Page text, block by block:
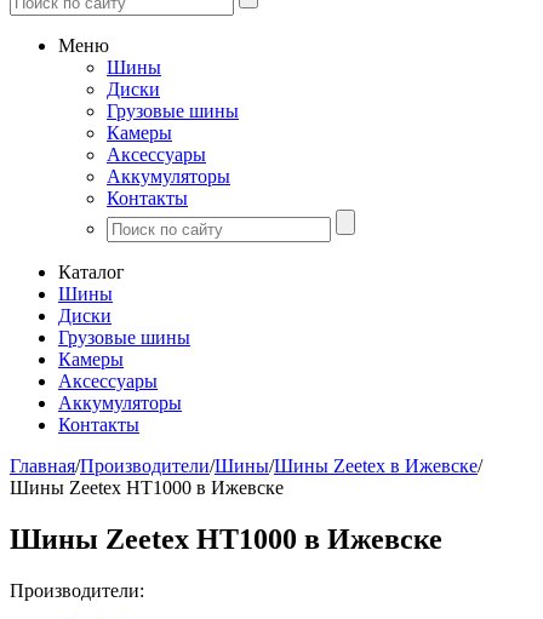
Меню
Шины
Диски
Грузовые шины
Камеры
Аксессуары
Аккумуляторы
Контакты
Каталог
Шины
Диски
Грузовые шины
Камеры
Аксессуары
Аккумуляторы
Контакты
Главная/Производители/Шины/Шины Zeetex в Ижевске/
Шины Zeetex HT1000 в Ижевске
Шины Zeetex HT1000 в Ижевске
Производители: